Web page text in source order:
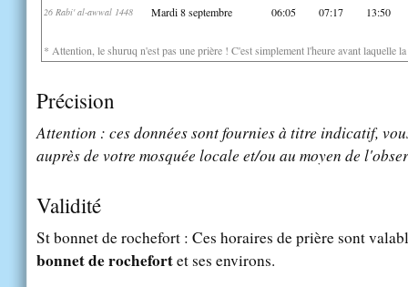
26 Rabi' al-awwal 1448 Mardi 8 septembre 06:05 07:17 13:50
* Attention, le shuruq n'est pas une prière ! C'est simplement l'heure avant laquelle
Précision
Attention : ces données sont fournies à titre indicatif,
auprès de votre mosquée locale et/ou au moyen de
Validité
St bonnet de rochefort : Ces horaires de prière sont
bonnet de rochefortet ses environs.